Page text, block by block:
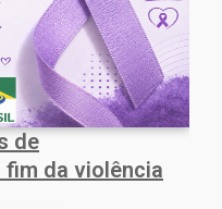
de
da violência